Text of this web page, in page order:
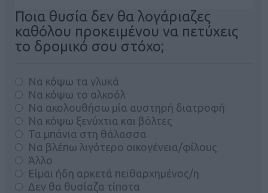
Ποια θυσία δεν θα λογάριαζες
καθόλου προκειμένου να πετύχεις
το δρομικό σου στόχο;
Να κόψω τα γλυκά
Να κόψω το αλκοόλ
Να ακολουθήσω μία αυστηρή διατροφή
Να κόψω ξενύχτια και βόλτες
Τα μπάνια στη θάλασσα
Να βλέπω λιγότερο οικογένεια/φίλους
Άλλο
Είμαι ήδη αρκετά πειθαρχημένος/η
Δεν θα θυσίαζα τίποτα